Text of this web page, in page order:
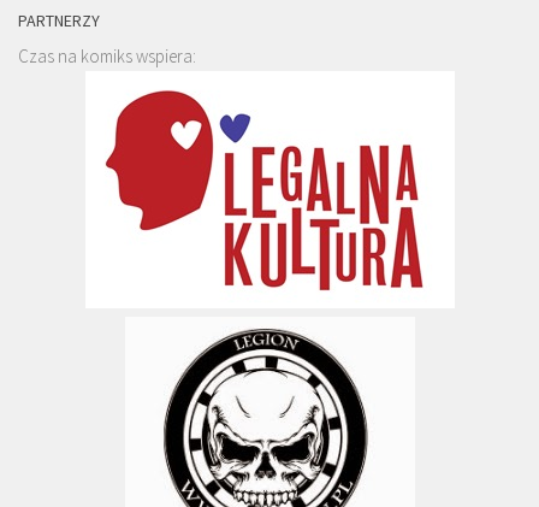
PARTNERZY
Czas na komiks wspiera: